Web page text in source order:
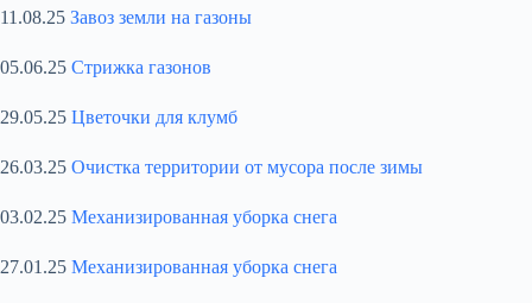
11.08.25 Завоз земли на газоны
05.06.25 Стрижка газонов
29.05.25 Цветочки для клумб
26.03.25 Очистка территории от мусора после зимы
03.02.25 Механизированная уборка снега
27.01.25 Механизированная уборка снега